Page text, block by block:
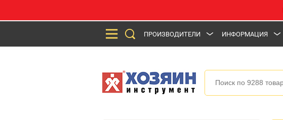
ПРОИЗВОДИТЕЛИ ИНФОРМАЦИЯ